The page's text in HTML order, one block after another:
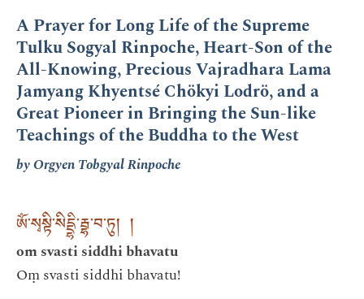
A Prayer for Long Life of the Supreme
Tulku Sogyal Rinpoche, Heart-Son of the
All-Knowing, Precious Vajradhara Lama
Jamyang Khyentsé Chökyi Lodrö, and a
Great Pioneer in Bringing the Sun-like
Teachings of the Buddha to the West
by Orgyen Tobgyal Rinpoche
ཨོཾ་སྭསྟི་སིདྡྷི་རྦྷ་བ་ཏུ། །
om svasti siddhi bhavatu
Oṃ svasti siddhi bhavatu!